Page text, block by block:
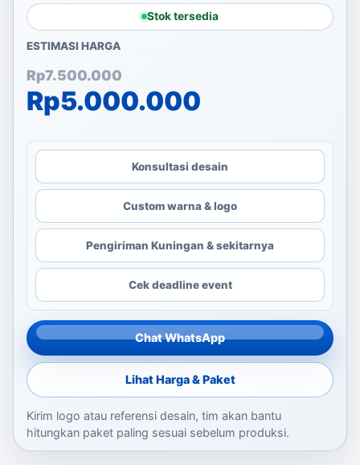
Stok tersedia
ESTIMASI HARGA
Rp7.500.000
Harga aslinya adalah:
Rp5.000.000
Harga saat ini adalah:
Konsultasi desain
Custom warna & logo
Pengiriman Kuningan & sekitarnya
Cek deadline event
Chat WhatsApp
Lihat Harga & Paket
Kirim logo atau referensi desain, tim akan bantu
hitungkan paket paling sesuai sebelum produksi.